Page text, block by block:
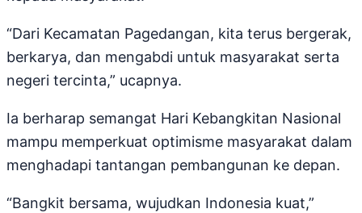
“Dari Kecamatan Pagedangan, kita terus bergerak,
berkarya, dan mengabdi untuk masyarakat serta
negeri tercinta,” ucapnya.
Ia berharap semangat Hari Kebangkitan Nasional
mampu memperkuat optimisme masyarakat dalam
menghadapi tantangan pembangunan ke depan.
“Bangkit bersama, wujudkan Indonesia kuat,”